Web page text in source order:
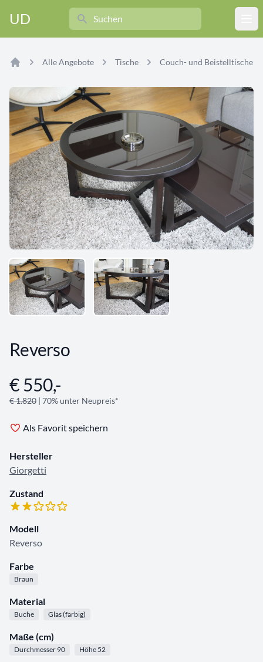
UD
Search
Alle Angebote Tische Couch- und Beistelltische
Reverso
Angebotsinformationen
€ 550,-
€ 1.820 | 70% unter Neupreis*
Als Favorit speichern
Hersteller
Giorgetti
Zustand
Modell
Reverso
Farbe
Braun
Material
Buche Glas (farbig)
Maße (cm)
Durchmesser 90 Höhe 52